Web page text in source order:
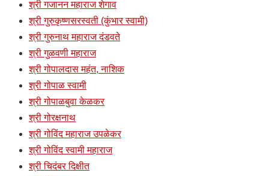
श्री गजानन महाराज शेगाव
श्री गुरुकृष्णसरस्वती (कुंभार स्वामी)
श्री गुरुनाथ महाराज दंडवते
श्री गुळवणी महाराज
श्री गोपालदास महंत, नाशिक
श्री गोपाळ स्वामी
श्री गोपाळबुवा केळकर
श्री गोरक्षनाथ
श्री गोविंद महाराज उपळेकर
श्री गोविंद स्वामी महाराज
श्री चिदंबर दिक्षीत